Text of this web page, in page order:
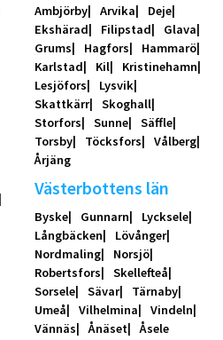
Ambjörby Arvika
Deje
Ekshärad
Filipstad
Glava
Grums
Hagfors
Hammarö
Karlstad
Kil
Kristinehamn
Lesjöfors
Lysvik
Skattkärr
Skoghall
Storfors
Sunne
Säffle
Torsby
Töcksfors
Vålberg
Årjäng
Västerbottens län
Byske Gunnarn
Lycksele
Långbäcken
Lövånger
Nordmaling
Norsjö
Robertsfors
Skellefteå
Sorsele
Sävar
Tärnaby
Umeå
Vilhelmina
Vindeln
Vännäs
Ånäset Åsele